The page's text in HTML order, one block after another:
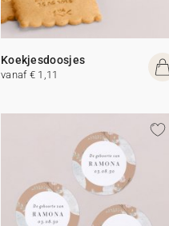
Koekjesdoosjes
vanaf € 1,11